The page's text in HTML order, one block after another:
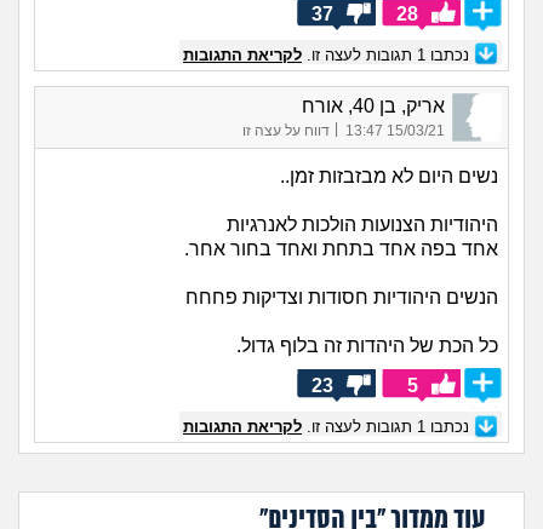
28
37
נכתבו 1 תגובות לעצה זו. לקריאת התגובות
אריק, בן 40, אורח
15/03/21 13:47
| דווח על עצה זו
נשים היום לא מבזבזות זמן..
היהודיות הצנועות הולכות לאנרגיות
אחד בפה אחד בתחת ואחד בחור אחר.
הנשים היהודיות חסודות וצדיקות פחחח
כל הכת של היהדות זה בלוף גדול.
5
23
נכתבו 1 תגובות לעצה זו. לקריאת התגובות
עוד ממדור "בין הסדינים"